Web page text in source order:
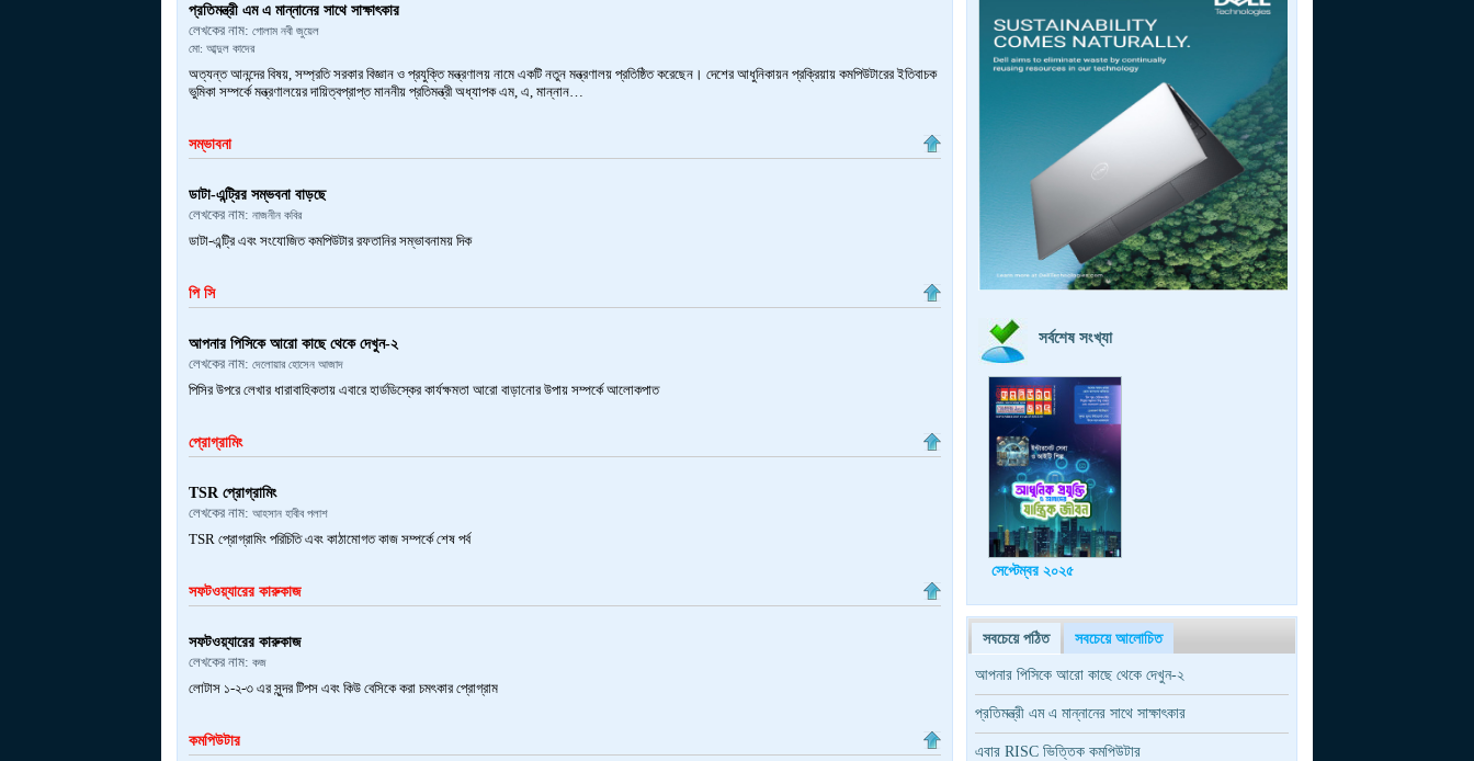
প্রতিমন্ত্রী এম এ মান্নানের সাথে সাক্ষাৎকার
লেখকের নাম: গোলাম নবী জুয়েল
মো: আব্দুল কাদের
অত্যন্ত আনন্দের বিষয়, সম্প্রতি সরকার বিজ্ঞান ও প্রযুক্তি মন্ত্রণালয় নামে একটি নতুন মন্ত্রণালয় প্রতিষ্ঠিত করেছেন। দেশের আধুনিকায়ন প্রক্রিয়ায় কমপিউটারের ইতিবাচক
ভুমিকা সম্পর্কে মন্ত্রণালয়ের দায়িত্বপ্রাপ্ত মাননীয় প্রতিমন্ত্রী অধ্যাপক এম, এ, মান্নান…
সম্ভাবনা
ডাটা-এন্ট্রির সম্ভবনা বাড়ছে
লেখকের নাম: নাজনীন কবির
ডাটা-এন্ট্রি এবং সংযোজিত কমপিউটার রফতানির সম্ভাবনাময় দিক
পি সি
আপনার পিসিকে আরো কাছে থেকে দেখুন-২
লেখকের নাম: দেলোয়ার হোসেন আজাদ
পিসির উপরে লেখার ধারাবাহিকতায় এবারে হার্ডডিস্কের কার্যক্ষমতা আরো বাড়ানোর উপায় সম্পর্কে আলোকপাত
প্রোগ্রামিং
TSR প্রোগ্রামিং
লেখকের নাম: আহসান হাবীব পলাশ
TSR প্রোগ্রামিং পরিচিতি এবং কাঠামোগত কাজ সম্পর্কে শেষ পর্ব
সফটওয়্যারের কারুকাজ
সফটওয়্যারের কারুকাজ
লেখকের নাম: কজ
লোটাস ১-২-৩ এর সুন্দর টিপস এবং কিউ বেসিকে করা চমৎকার প্রোগ্রাম
কমপিউটার
সর্বশেষ সংখ্যা
সেপ্টেম্বর ২০২৫
সবচেয়ে পঠিত সবচেয়ে আলোচিত
আপনার পিসিকে আরো কাছে থেকে দেখুন-২
প্রতিমন্ত্রী এম এ মান্নানের সাথে সাক্ষাৎকার
এবার RISC ভিত্তিক কমপিউটার